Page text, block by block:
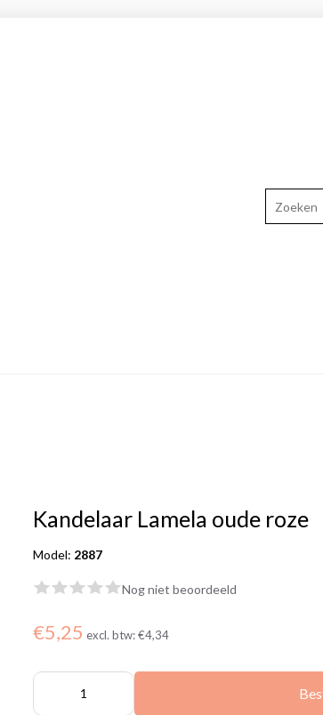
Kandelaar Lamela oude roze
Model: 2887
Nog niet beoordeeld
€5,25 excl. btw:€4,34